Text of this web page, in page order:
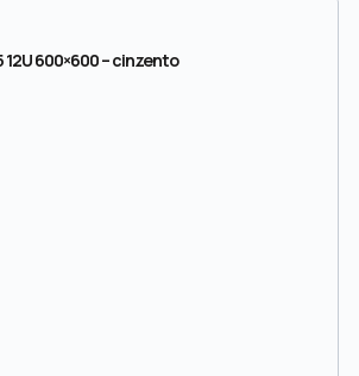
12U 600×600 – cinzento